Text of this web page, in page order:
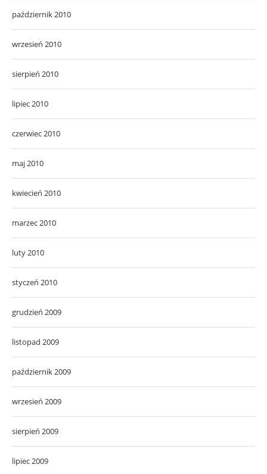
październik 2010
wrzesień 2010
sierpień 2010
lipiec 2010
czerwiec 2010
maj 2010
kwiecień 2010
marzec 2010
luty 2010
styczeń 2010
grudzień 2009
listopad 2009
październik 2009
wrzesień 2009
sierpień 2009
lipiec 2009